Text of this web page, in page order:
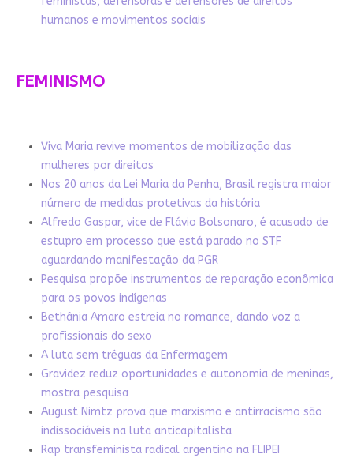
humanos e movimentos sociais
FEMINISMO
Viva Maria revive momentos de mobilização das
mulheres por direitos
Nos 20 anos da Lei Maria da Penha, Brasil registra maior
número de medidas protetivas da história
Alfredo Gaspar, vice de Flávio Bolsonaro, é acusado de
estupro em processo que está parado no STF
aguardando manifestação da PGR
Pesquisa propõe instrumentos de reparação econômica
para os povos indígenas
Bethânia Amaro estreia no romance, dando voz a
profissionais do sexo
A luta sem tréguas da Enfermagem
Gravidez reduz oportunidades e autonomia de meninas,
mostra pesquisa
August Nimtz prova que marxismo e antirracismo são
indissociáveis na luta anticapitalista
Rap transfeminista radical argentino na FLIPEI